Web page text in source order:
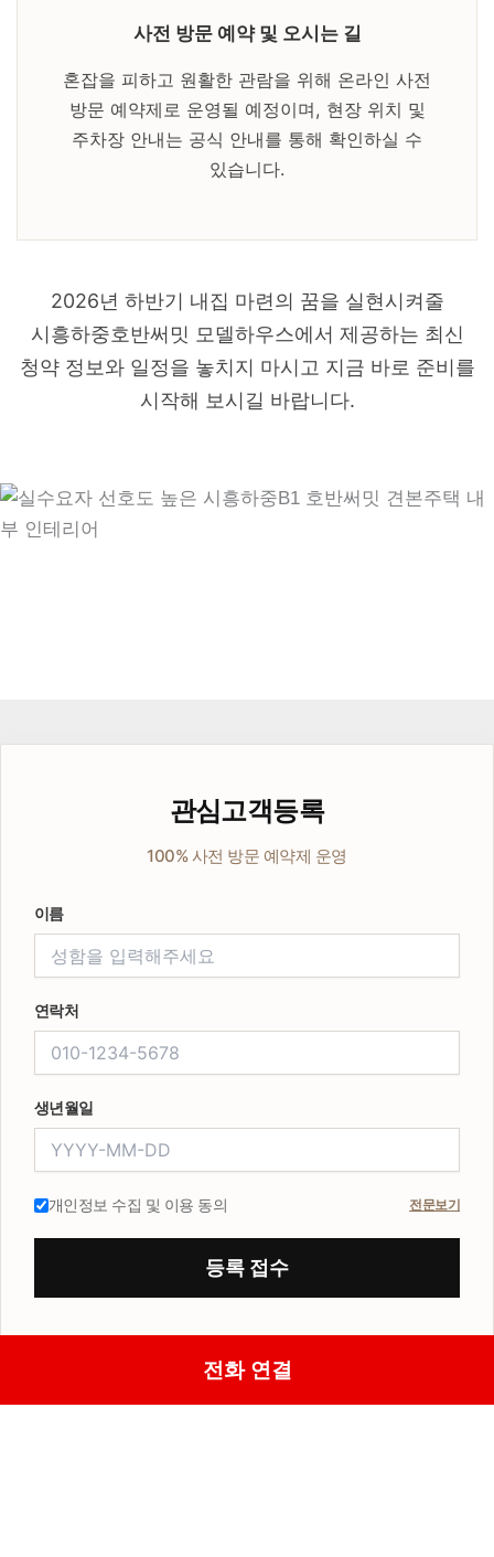
사전 방문 예약 및 오시는 길
혼잡을 피하고 원활한 관람을 위해 온라인 사전
방문 예약제로 운영될 예정이며, 현장 위치 및
주차장 안내는 공식 안내를 통해 확인하실 수
있습니다.
2026년 하반기 내집 마련의 꿈을 실현시켜줄
시흥하중호반써밋 모델하우스에서 제공하는 최신
청약 정보와 일정을 놓치지 마시고 지금 바로 준비를
시작해 보시길 바랍니다.
관심고객등록
100% 사전 방문 예약제 운영
이름
연락처
생년월일
개인정보 수집 및 이용 동의 전문보기
등록 접수
전화 연결